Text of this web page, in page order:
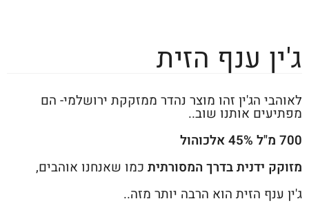
ג'ין ענף הזית
לאוהבי הג'ין זהו מוצר נהדר ממזקקת ירושלמי- הם
מפתיעים אותנו שוב..
700 מ"ל 45% אלכוהול
מזוקק ידנית בדרך המסורתית כמו שאנחנו אוהבים,
ג'ין ענף הזית הוא הרבה יותר מזה..